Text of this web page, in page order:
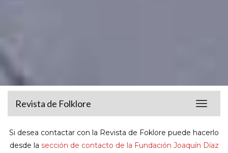
Toggle
Revista de Folklore
Si desea contactar con la Revista de Foklore puede hacerlo
desde la sección de contacto de la Fundación Joaquín Díaz